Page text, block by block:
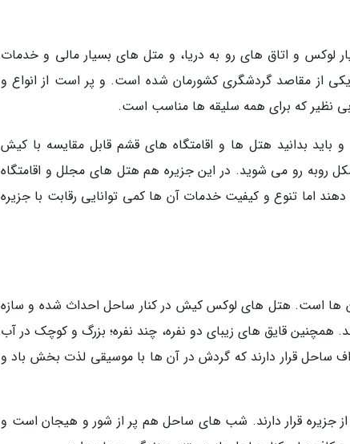
و اتاق های رو به دریا، و متل های بسیار مالی و خدمات
از مقاصد گردشگری کشورمان شده است. و پر است از انواع و
بی نظیر که برای همه سلیقه ها مناسب است.
باید بدانید هتل ها و اقامتگاه های قشم قابل مقایسه با کیش
روبه رو می شوید. در این جزیره هم هتل های مجلل و اقامتگاه
اما تنوع و کیفیت خدمات آن ها کمی توانایی رقابت با جزیره
ها است. هتل های لوکس کیش در کنار ساحل احداث شده و سازه
همچنین قایق های زیبای دو نفره، چند نفره؛ بزرگ و کوچک در آب
ساحل قرار دارند که گردش در آن ها با موسیقی لذت بخش باد و
جزیره قرار دارند. شب های ساحل هم پر از شور و هیجان است و